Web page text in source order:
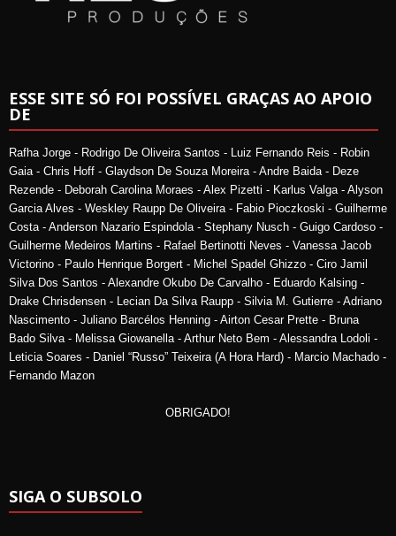
ESSE SITE SÓ FOI POSSÍVEL GRAÇAS AO APOIO
DE
Rafha Jorge - Rodrigo De Oliveira Santos - Luiz Fernando Reis - Robin
Gaia - Chris Hoff - Glaydson De Souza Moreira - Andre Baida - Deze
Rezende - Deborah Carolina Moraes - Alex Pizetti - Karlus Valga - Alyson
Garcia Alves - Weskley Raupp De Oliveira - Fabio Pioczkoski - Guilherme
Costa - Anderson Nazario Espindola - Stephany Nusch - Guigo Cardoso -
Guilherme Medeiros Martins - Rafael Bertinotti Neves - Vanessa Jacob
Victorino - Paulo Henrique Borgert - Michel Spadel Ghizzo - Ciro Jamil
Silva Dos Santos - Alexandre Okubo De Carvalho - Eduardo Kalsing -
Drake Chrisdensen - Lecian Da Silva Raupp - Silvia M. Gutierre - Adriano
Nascimento - Juliano Barcélos Henning - Airton Cesar Prette - Bruna
Bado Silva - Melissa Giowanella - Arthur Neto Bem - Alessandra Lodoli -
Leticia Soares - Daniel “Russo” Teixeira (A Hora Hard) - Marcio Machado -
Fernando Mazon
OBRIGADO!
SIGA O SUBSOLO